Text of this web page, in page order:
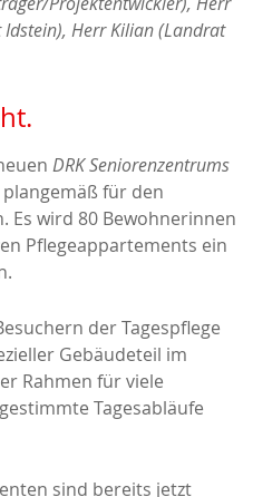
Herr Kilian (Landrat
DRK Seniorenzentrums
für den
Es wird 80 Bewohnerinnen
Pflegeappartements ein
der Tagespflege
Gebäudeteil im
Rahmen für viele
Tagesabläufe
sind bereits jetzt